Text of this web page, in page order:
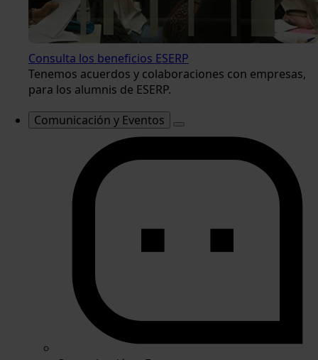
Consulta los beneficios ESERP
Tenemos acuerdos y colaboraciones con empresas,
para los alumnis de ESERP.
Comunicación y Eventos